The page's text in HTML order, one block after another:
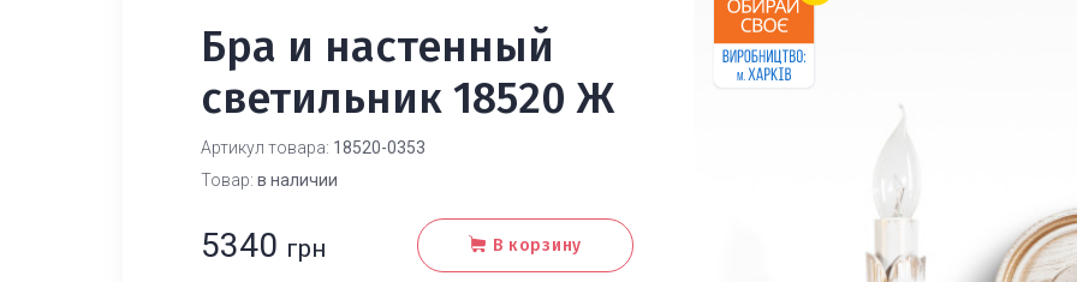
Бра и настенный
светильник 18520 Ж
Артикул товара: 18520-0353
Товар: в наличии
5340 грн В корзину